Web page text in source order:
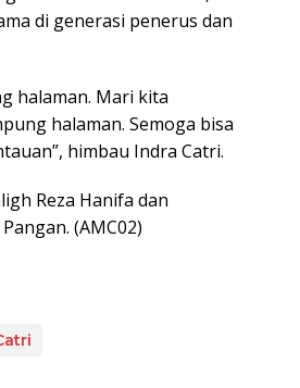
di generasi penerus dan
halaman. Mari kita
halaman. Semoga bisa
himbau Indra Catri.
Reza Hanifa dan
(AMC02)